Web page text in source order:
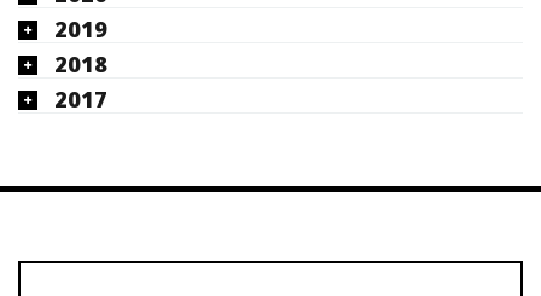
2019
2018
2017